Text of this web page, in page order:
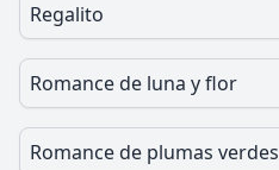
Regalito
Romance de luna y flor
Romance de plumas verdes